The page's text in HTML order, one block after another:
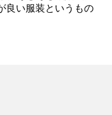
良い服装というもの